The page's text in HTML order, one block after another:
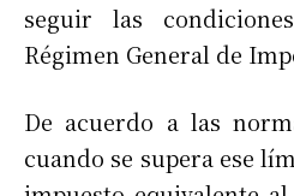
seguir las
Régimen General de
De acuerdo a las
cuando se supera ese